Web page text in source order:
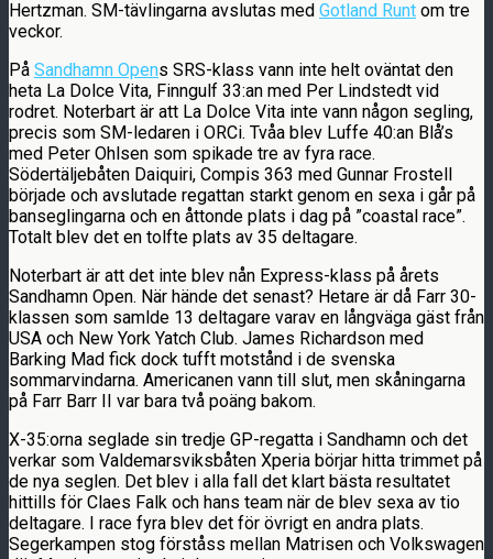
Hertzman. SM-tävlingarna avslutas med Gotland Runt om tre
veckor.
På Sandhamn Opens SRS-klass vann inte helt oväntat den
heta La Dolce Vita, Finngulf 33:an med Per Lindstedt vid
rodret. Noterbart är att La Dolce Vita inte vann någon segling,
precis som SM-ledaren i ORCi. Tvåa blev Luffe 40:an Blå’s
med Peter Ohlsen som spikade tre av fyra race.
Södertäljebåten Daiquiri, Compis 363 med Gunnar Frostell
började och avslutade regattan starkt genom en sexa i går på
banseglingarna och en åttonde plats i dag på ”coastal race”.
Totalt blev det en tolfte plats av 35 deltagare.
Noterbart är att det inte blev nån Express-klass på årets
Sandhamn Open. När hände det senast? Hetare är då Farr 30-
klassen som samlde 13 deltagare varav en långväga gäst från
USA och New York Yatch Club. James Richardson med
Barking Mad fick dock tufft motstånd i de svenska
sommarvindarna. Americanen vann till slut, men skåningarna
på Farr Barr II var bara två poäng bakom.
X-35:orna seglade sin tredje GP-regatta i Sandhamn och det
verkar som Valdemarsviksbåten Xperia börjar hitta trimmet på
de nya seglen. Det blev i alla fall det klart bästa resultatet
hittills för Claes Falk och hans team när de blev sexa av tio
deltagare. I race fyra blev det för övrigt en andra plats.
Segerkampen stog förståss mellan Matrisen och Volkswagen